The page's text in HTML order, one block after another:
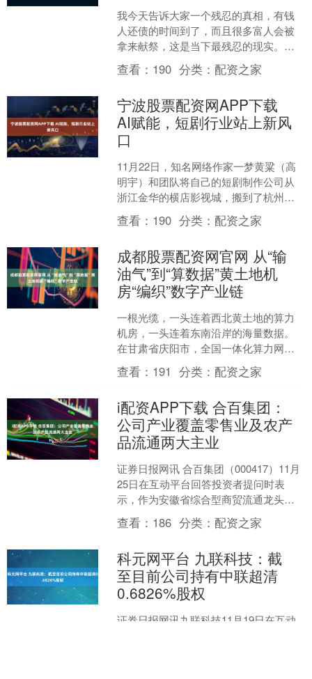
我今天告诉大家一个残忍的真相，有钱
人还债的时间到了，而且很多富人会被
拿来献祭，这是当下最残忍的现实。每
个人都必须看透这背后的逻辑，因为它
能让你看懂未来怎么赚钱。....
查看： 190 分类：配资之家
宁波股票配资网APP下载
AI赋能，短剧行业站上新风
口
11月22日，知名网络作家一梦黄粱（高
明宇）和团队将自己的短剧制作公司从
浙江金华的横店影视城，搬到了杭州。
搬家的同时，高明宇团队也在招兵买
马。“公司目前正在准....
查看： 190 分类：配资之家
成都股票配资网官网 从“输
油气”到“算数据”黄土地机
房“编织”数字产业链
一根光缆，一头连着西北黄土地的算力
机房，一头连着东南沿岸的海量数据。
在甘肃省庆阳市，全国一体化算力网络
国家枢纽节点建设加速推进。当东部的
数据洪流穿越山河涌入西....
查看： 191 分类：配资之家
i配资APP下载 合百集团：
公司产业覆盖零售业及农产
品流通两大主业
证券日报网讯 合百集团（000417）11月
25日在互动平台回答投资者提问时表
示，作为安徽省综合型商贸流通龙头企
业，公司产业覆盖零售业及农产品流通
两大主业，零售....
查看： 186 分类：配资之家
科元网平台 九联科技：截
至目前公司持有中联超清
0.6826%股权
证券日报网讯九联科技11月19日在互动